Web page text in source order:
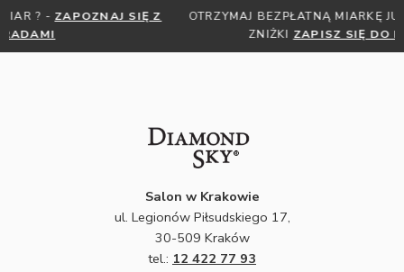
OTRZYMAJ BEZPŁATNĄ MIARKĘ JUBILERSKĄ ORAZ DO 30%
ZAPISZ SIĘ DO NEWSLETTERA
Salon w Krakowie
ul. Legionów Piłsudskiego 17,
30-509 Kraków
tel.: 12 422 77 93